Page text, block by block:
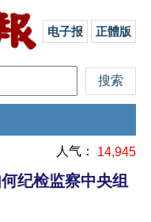
电子报 正體版
人气： 14,945
纪检监察中央组